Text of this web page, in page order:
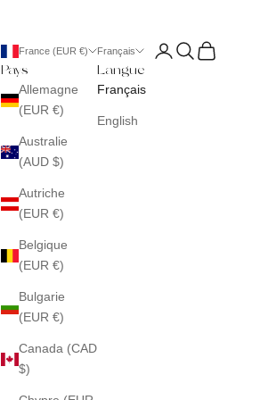
France (EUR €)
Pays
Allemagne
(EUR €)
Australie
(AUD $)
Autriche
(EUR €)
Belgique
(EUR €)
Bulgarie
(EUR €)
Canada (CAD
$)
Français
Langue
Français
English
Connexion
Recherche
Panier